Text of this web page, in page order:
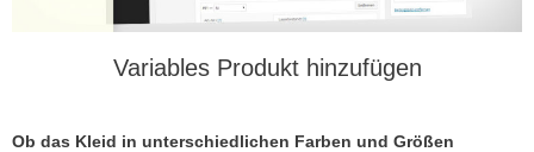
Variables Produkt hinzufügen
Ob das Kleid in unterschiedlichen Farben und Größen